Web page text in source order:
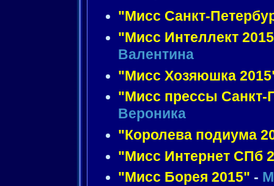
"Мисс Санкт-
"Мисс Интеллект
Валентина
"Мисс Хозяюшка
"Мисс прессы Санкт-
Вероника
"Королева подиума
"Мисс Интернет СПб
"Мисс Борея 2015" -